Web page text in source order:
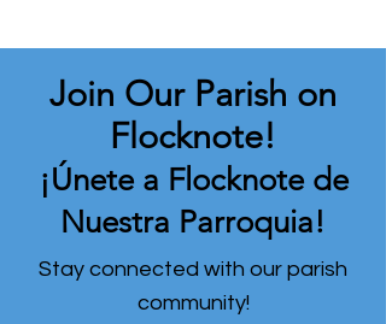
Join Our Parish on
Flocknote!
¡Únete a Flocknote de
Nuestra Parroquia!
Stay connected with our parish
community!